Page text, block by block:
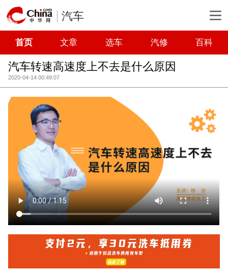
汽车
首页 文章 选车 汽修 百科
汽车转速高速度上不去是什么原因
2020-04-14 00:49:07